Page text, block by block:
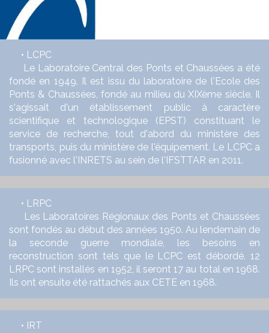
• LCPC
Le Laboratoire Central des Ponts et Chaussées a été
fondé en 1949. Il est issu du laboratoire de l'Ecole des
Ponts & Chaussées, fondé au milieu du XIXème siècle. Il
s'agissait d'un établissement public à caractère
scientifique et technologique (EPST) constituant le
service de recherche, tout d'abord du ministère des
transports, puis du ministère de l'équipement. Le LCPC a
fusionné avec l'INRETS au sein de l'IFSTTAR en 2011.
• LRPC
Les Laboratoires Régionaux des Ponts et Chaussées
sont fondés au début des années 1950. Au lendemain de
la seconde guerre mondiale, les besoins en
reconstruction sont tels que le LCPC est débordé. 12
LRPC sont installés en 1952, il seront 17 au total en 1968.
Ils ont ensuite été rattachés aux CETE en 1968.
• IRT